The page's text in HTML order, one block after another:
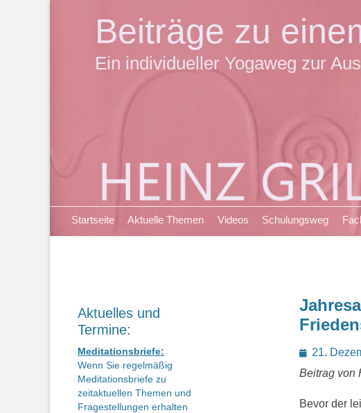
Beiträge zu
Ein individueller Yogaweg zur
Primäres Menü
ZumStartseite Aktuelle Themen Videos Schulungsweg
Posted
on
21.
Beitrag von
Bevor der
Aktuelles und
Termine:
Meditationsbriefe:
Wenn Sie regelmäßig
Meditationsbriefe zu
zeitaktuellen Themen und
Fragestellungen erhalten